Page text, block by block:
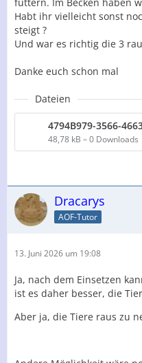
Habt ihr vielleicht sonst
steigt ?
Und war es richtig die 3
Danke euch schon mal
Dateien
4794B979-3566-
48,78 kB – 0 Downloads
Dracarys
AOF-Tutor
13. Juni 2026 um 19:08
Ja, nach dem Einsetzen
ist es daher besser, die
Aber ja, die Tiere raus zu